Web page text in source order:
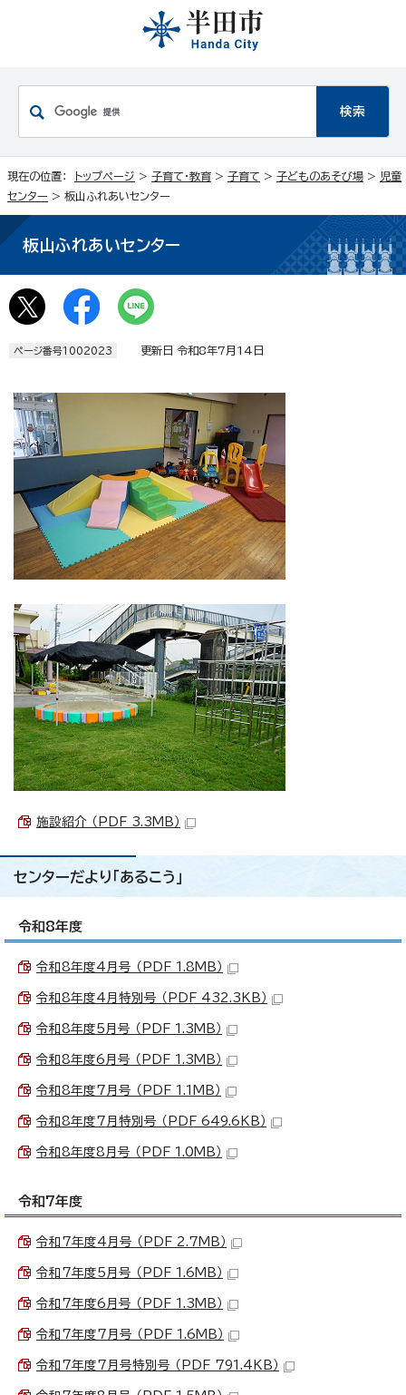
現在の位置： トップページ > 子育て・教育 > 子育て > 子どものあそび場 > 児童
センター > 板山ふれあいセンター
板山ふれあいセンター
ページ番号1002023 更新日 令和8年7月14日
施設紹介 （PDF 3.3MB）
センターだより「あるこう」
令和8年度
令和8年度4月号 （PDF 1.8MB）
令和8年度4月特別号 （PDF 432.3KB）
令和8年度5月号 （PDF 1.3MB）
令和8年度6月号 （PDF 1.3MB）
令和8年度7月号 （PDF 1.1MB）
令和8年度7月特別号 （PDF 649.6KB）
令和8年度8月号 （PDF 1.0MB）
令和7年度
令和7年度4月号 （PDF 2.7MB）
令和7年度5月号 （PDF 1.6MB）
令和7年度6月号 （PDF 1.3MB）
令和7年度7月号 （PDF 1.6MB）
令和7年度7月号特別号 （PDF 791.4KB）